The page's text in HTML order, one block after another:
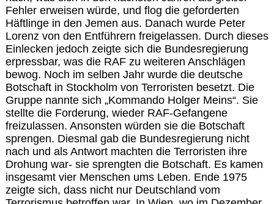
Fehler erweisen würde, und flog die geforderten
Häftlinge in den Jemen aus. Danach wurde Peter
Lorenz von den Entführern freigelassen. Durch dieses
Einlecken jedoch zeigte sich die Bundesregierung
erpressbar, was die RAF zu weiteren Anschlägen
bewog. Noch im selben Jahr wurde die deutsche
Botschaft in Stockholm von Terroristen besetzt. Die
Gruppe nannte sich „Kommando Holger Meins“. Sie
stellte die Forderung, wieder RAF-Gefangene
freizulassen. Ansonsten würden sie die Botschaft
sprengen. Diesmal gab die Bundesregierung nicht
nach und als Antwort machten die Terroristen ihre
Drohung war- sie sprengten die Botschaft. Es kamen
insgesamt vier Menschen ums Leben. Ende 1975
zeigte sich, dass nicht nur Deutschland vom